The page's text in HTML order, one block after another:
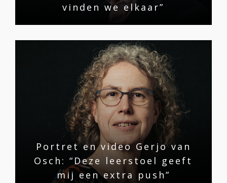
vinden we elkaar”
Portret en video Gerjo van
Osch: “Deze leerstoel geeft
mij een extra push”